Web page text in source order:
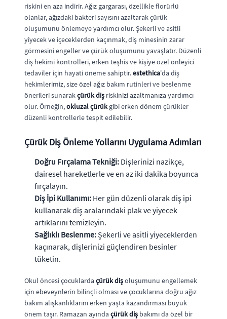
riskini en aza indirir. Ağız gargarası, özellikle florürlü
olanlar, ağızdaki bakteri sayısını azaltarak çürük
oluşumunu önlemeye yardımcı olur. Şekerli ve asitli
yiyecek ve içeceklerden kaçınmak, diş minesinin zarar
görmesini engeller ve çürük oluşumunu yavaşlatır. Düzenli
diş hekimi kontrolleri, erken teşhis ve kişiye özel önleyici
tedaviler için hayati öneme sahiptir.estethica'da diş
hekimlerimiz, size özel ağız bakım rutinleri ve beslenme
önerileri sunarakçürük diş riskinizi azaltmanıza yardımcı
olur. Örneğin,okluzal çürükgibi erken dönem çürükler
düzenli kontrollerle tespit edilebilir.
Çürük Diş Önleme Yollarını Uygulama Adımları
Doğru Fırçalama Tekniği: Dişlerinizi nazikçe,
dairesel hareketlerle ve en az iki dakika boyunca
fırçalayın.
Diş İpi Kullanımı: Her gün düzenli olarak diş ipi
kullanarak diş aralarındaki plak ve yiyecek
artıklarını temizleyin.
Sağlıklı Beslenme: Şekerli ve asitli yiyeceklerden
kaçınarak, dişlerinizi güçlendiren besinler
tüketin.
Okul öncesi çocuklarda çürük dişoluşumunu engellemek
için ebeveynlerin bilinçli olması ve çocuklarına doğru ağız
bakım alışkanlıklarını erken yaşta kazandırması büyük
önem taşır. Ramazan ayında çürük diş bakımı da özel bir